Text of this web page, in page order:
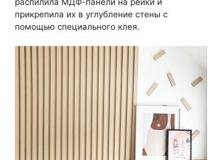
распилила МДФ-панели на рейки и
прикрепила их в углубление стены с
помощью специального клея.